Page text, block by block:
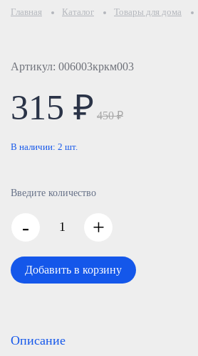
Главная Каталог Товары для дома
Артикул: 006003кркм003
315 ₽ 450 ₽
В наличии: 2 шт.
Введите количество
- +
Добавить в корзину
Описание